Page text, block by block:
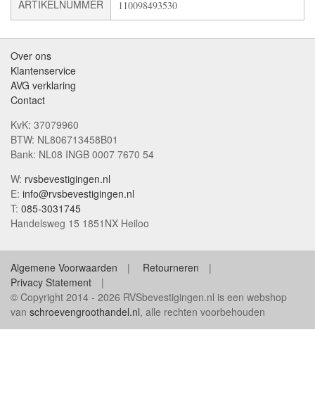
ARTIKELNUMMER 110098493530
Over ons
Klantenservice
AVG verklaring
Contact
KvK: 37079960
BTW: NL806713458B01
Bank: NL08 INGB 0007 7670 54
W: rvsbevestigingen.nl
E: info@rvsbevestigingen.nl
T: 085-3031745
Handelsweg 15 1851NX Heiloo
Algemene Voorwaarden
Retourneren
Privacy Statement
© Copyright 2014 - 2026 RVSbevestigingen.nl is een webshop
van schroevengroothandel.nl, alle rechten voorbehouden